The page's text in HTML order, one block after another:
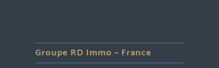
Groupe RD Immo – France